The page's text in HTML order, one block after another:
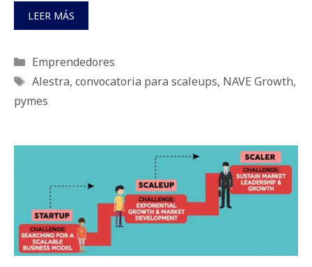
LEER MÁS
Categorías
Emprendedores
Etiquetas
Alestra, convocatoria para scaleups, NAVE Growth,
pymes